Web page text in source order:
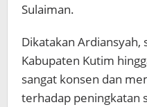
Sulaiman.
Dikatakan Ardiansyah,
Kabupaten Kutim
sangat konsen dan
terhadap peningkatan